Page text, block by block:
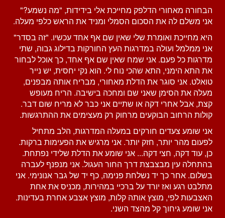
הבחורה מאחורי הדלפק מחייכת אלי בידידות, "מה נשמע?"
אני משלם לה את הסכום הסמלי ומניד את הראש כלפי מעלה.
היא מחייכת ואומרת שלי שאין שם אף אחד עכשיו. "זה בסדר"
אני ממלמל ועולה במדרגות העץ החורקות בדילוג גבוה, שתי
מדרגות כל פעם. אני שמח שאין שם אף אחד, כך אוכל לבחור
את התא הימני, התא שהכי נוח לי. הוא נקי יחסית, יש נייר
טואלט. אני סוגר את הדלת מאחורי, מבריח אותה מבפנים,
מעלה את הסימן שאני שם ומחכה בישיבה. הריח מעופש
קצת, אבל אחרי דקה או שתיים אני כבר לא מריח שום דבר.
קולות הרחוב הבוקעים מרחוק רק מעצימים את ההתרגשות.
אני שומע צעדים חורקים במעלה המדרגות, הלב מתחיל
לפעום מהר יותר, חזק יותר. אני מרגיש את הפעימות ברקות.
כן, עוד דקה, חצי דקה... אני שומע את הדלת שלידי נפתחת.
בהתחלה עין מבצבצת דרך החור העגול. אני מנפנף לעברה
בשלום. אחר כך יד נשלחת פנימה, כף יד של גבר אנונימי. אני
מתלבט רגע ואז יורד על ברכיי במהירות, מכניס את אחת
האצבעות לפי, מוצץ אותה קלות, מוצץ אצבע אחרת בעדינות.
אני שומע גיחוך קל מהצד השני.